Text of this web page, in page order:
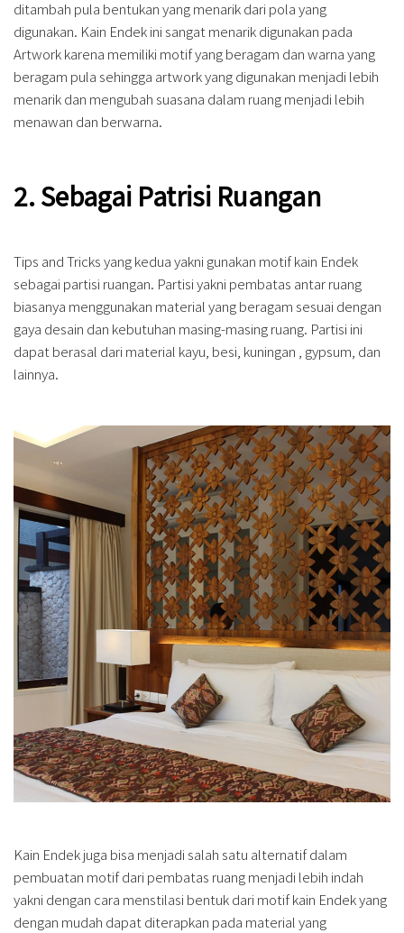
ditambah pula bentukan yang menarik dari pola yang
digunakan. Kain Endek ini sangat menarik digunakan pada
Artwork karena memiliki motif yang beragam dan warna yang
beragam pula sehingga artwork yang digunakan menjadi lebih
menarik dan mengubah suasana dalam ruang menjadi lebih
menawan dan berwarna.
2. Sebagai Patrisi Ruangan
Tips and Tricks yang kedua yakni gunakan motif kain Endek
sebagai partisi ruangan. Partisi yakni pembatas antar ruang
biasanya menggunakan material yang beragam sesuai dengan
gaya desain dan kebutuhan masing-masing ruang. Partisi ini
dapat berasal dari material kayu, besi, kuningan , gypsum, dan
lainnya.
Kain Endek juga bisa menjadi salah satu alternatif dalam
pembuatan motif dari pembatas ruang menjadi lebih indah
yakni dengan cara menstilasi bentuk dari motif kain Endek yang
dengan mudah dapat diterapkan pada material yang